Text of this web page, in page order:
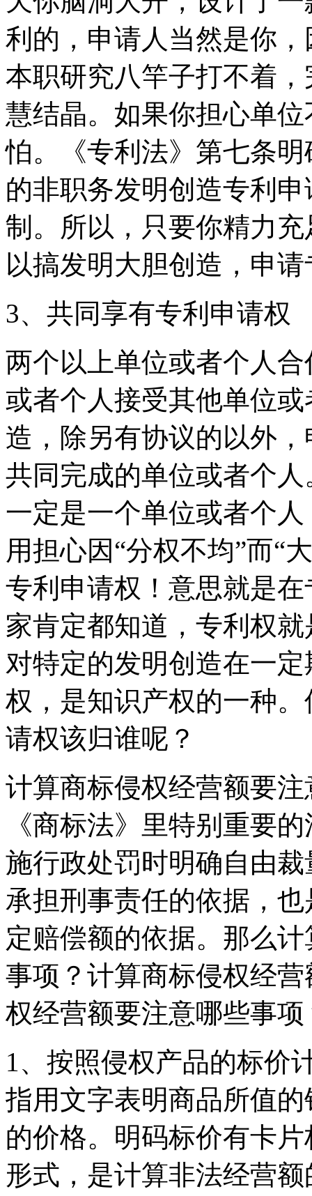
利的，申请人当然是你
本职研究八竿子打不着
慧结晶。如果你担心单
怕。《专利法》第七条
的非职务发明创造专利
制。所以，只要你精力
以搞发明大胆创造，申
3、共同享有专利申请权
两个以上单位或者个人
或者个人接受其他单位
造，除另有协议的以外
共同完成的单位或者个
一定是一个单位或者个
用担心因“分权不均”而“
专利申请权！意思就是
家肯定都知道，专利权
对特定的发明创造在一
权，是知识产权的一种
请权该归谁呢？
计算商标侵权经营额要
《商标法》里特别重要
施行政处罚时明确自由
承担刑事责任的依据，
定赔偿额的依据。那么
事项？计算商标侵权经
权经营额要注意哪些事项
1、按照侵权产品的标价
指用文字表明商品所值
的价格。明码标价有卡
形式，是计算非法经营